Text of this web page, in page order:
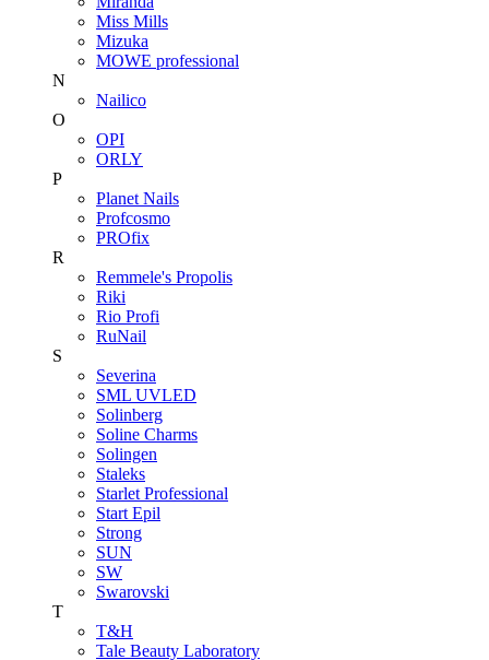
Miss Mills
Mizuka
MOWE professional
N
Nailico
O
OPI
ORLY
P
Planet Nails
Profcosmo
PROfix
R
Remmele's Propolis
Riki
Rio Profi
RuNail
S
Severina
SML UVLED
Solinberg
Soline Charms
Solingen
Staleks
Starlet Professional
Start Epil
Strong
SUN
SW
Swarovski
T
T&H
Tale Beauty Laboratory